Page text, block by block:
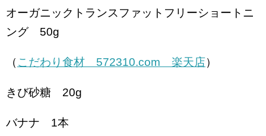
オーガニックトランスファットフリーショートニ
ング 50g
（ こだわり食材 572310.com 楽天店）
きび砂糖 20g
バナナ 1本